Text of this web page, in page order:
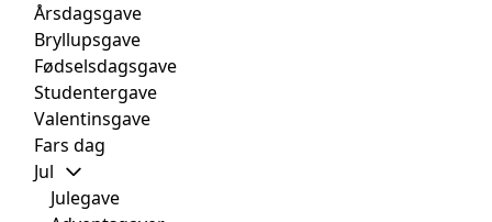
Årsdagsgave
Bryllupsgave
Fødselsdagsgave
Studentergave
Valentinsgave
Fars dag
Jul
Julegave